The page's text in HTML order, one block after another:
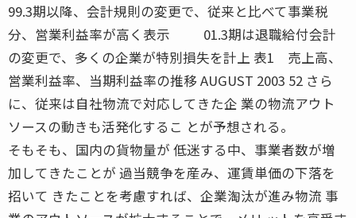
99.3期以降、会計規則の変更で、従来と比べて事業税
分、営業利益率が高く表示 01.3期は退職給付会計
の変更で、多くの企業が特別損失を計上 表1 売上高、
営業利益率、当期利益率の推移 AUGUST 2003 52 さら
に、従来は自社物流で対応してきた企 業の物流アウト
ソースの動きも活発化するこ とが予想される。
そもそも、国内の貨物量が 低迷する中、事業者数が増
加してきたことが 過当競争を産み、運賃単価の下落を
招いて きたことを考慮すれば、企業淘汰が進み物流 事